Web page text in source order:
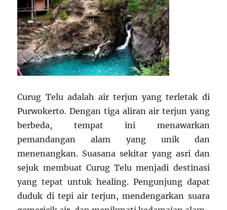
Curug Telu adalah air terjun yang terletak di
Purwokerto. Dengan tiga aliran air terjun yang
berbeda, tempat ini menawarkan
pemandangan alam yang unik dan
menenangkan. Suasana sekitar yang asri dan
sejuk membuat Curug Telu menjadi destinasi
yang tepat untuk healing. Pengunjung dapat
duduk di tepi air terjun, mendengarkan suara